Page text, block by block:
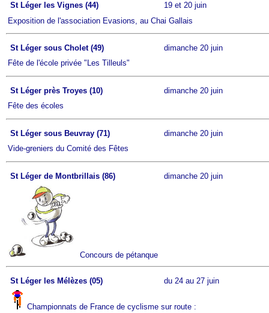
St Léger les Vignes (44)
19 et 20 juin
Exposition de l'association Evasions, au Chai Gallais
St Léger sous Cholet (49)
dimanche 20 juin
Fête de l'école privée "Les Tilleuls"
St Léger près Troyes (10)
dimanche 20 juin
Fête des écoles
St Léger sous Beuvray (71)
dimanche 20 juin
Vide-greniers du Comité des Fêtes
St Léger de Montbrillais (86) dimanche 20 juin
Concours de pétanque
St Léger les Mélèzes (05) du 24 au 27 juin
Championnats de France de cyclisme sur route :